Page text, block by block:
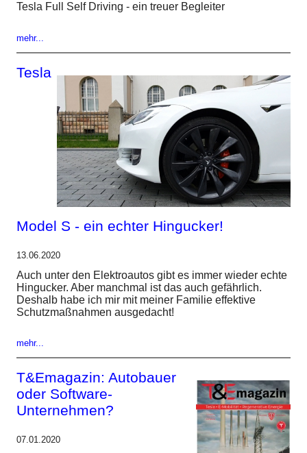
Tesla Full Self Driving - ein treuer Begleiter
mehr...
Tesla
Model S - ein echter Hingucker!
13.06.2020
Auch unter den Elektroautos gibt es immer wieder echte
Hingucker. Aber manchmal ist das auch gefährlich.
Deshalb habe ich mir mit meiner Familie effektive
Schutzmaßnahmen ausgedacht!
mehr...
T&Emagazin: Autobauer
oder Software-
Unternehmen?
07.01.2020